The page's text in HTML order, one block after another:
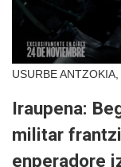
USURBE ANTZOKIA,
Iraupena:
militar
enperadore